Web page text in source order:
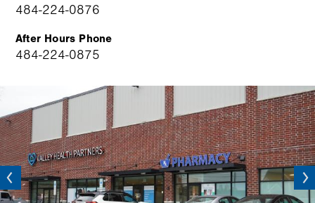
484-224-0876
After Hours Phone
484-224-0875
Next